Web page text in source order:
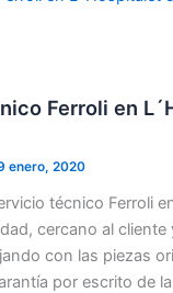
Ferroli en
enero, 2020
técnico Ferroli
cercano al cliente
con las piezas
por escrito de